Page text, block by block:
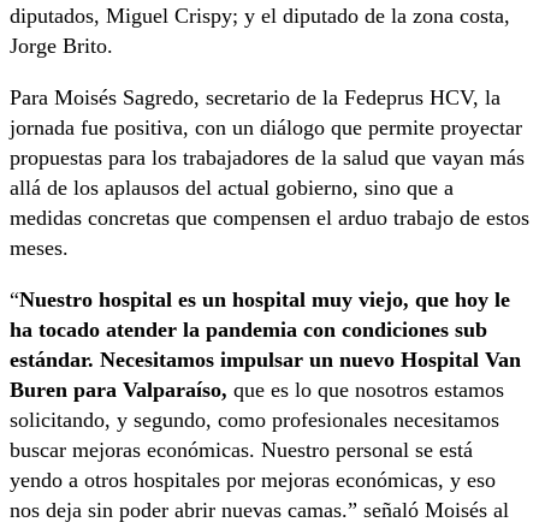
diputados, Miguel Crispy; y el diputado de la zona costa,
Jorge Brito.
Para Moisés Sagredo, secretario de la Fedeprus HCV, la
jornada fue positiva, con un diálogo que permite proyectar
propuestas para los trabajadores de la salud que vayan más
allá de los aplausos del actual gobierno, sino que a
medidas concretas que compensen el arduo trabajo de estos
meses.
“Nuestro hospital es un hospital muy viejo, que hoy le
ha tocado atender la pandemia con condiciones sub
estándar. Necesitamos impulsar un nuevo Hospital Van
Buren para Valparaíso, que es lo que nosotros estamos
solicitando, y segundo, como profesionales necesitamos
buscar mejoras económicas. Nuestro personal se está
yendo a otros hospitales por mejoras económicas, y eso
nos deja sin poder abrir nuevas camas.” señaló Moisés al